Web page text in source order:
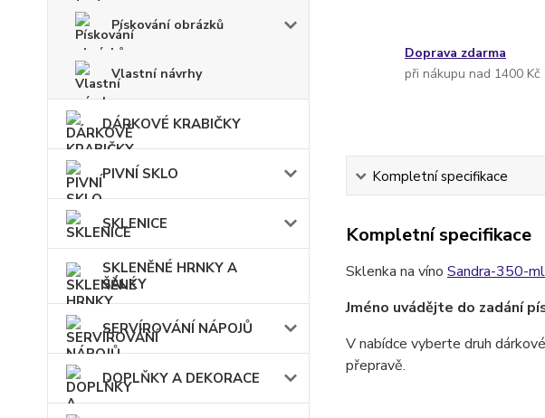
Pískování obrázků
Vlastní návrhy
DÁRKOVÉ KRABIČKY
PIVNÍ SKLO
SKLENICE
SKLENĚNÉ HRNKY A
ŠÁLKY
SERVÍROVÁNÍ NÁPOJŮ
DOPLŇKY A DEKORACE
Doprava zdarma
při nákupu nad 1400 Kč
Kompletní specifikace
Kompletní specifikace
Sklenka na víno Sandra-350-ml
Jméno uvádějte do zadání
V nabídce vyberte druh
přepravě.